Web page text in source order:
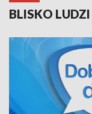
BLISKO LUDZI